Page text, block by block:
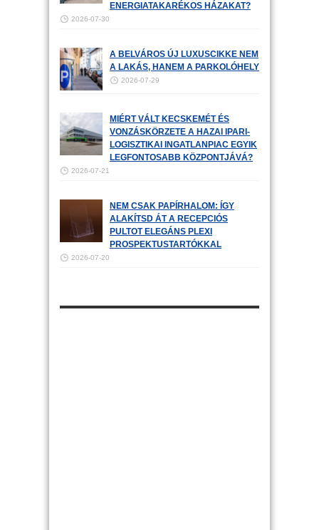
ENERGIATAKARÉKOS HÁZAKAT?
2026-07-30
A BELVÁROS ÚJ LUXUSCIKKE NEM
A LAKÁS, HANEM A PARKOLÓHELY
2026-07-29
MIÉRT VÁLT KECSKEMÉT ÉS
VONZÁSKÖRZETE A HAZAI IPARI-
LOGISZTIKAI INGATLANPIAC EGYIK
LEGFONTOSABB KÖZPONTJÁVÁ?
2026-07-21
NEM CSAK PAPÍRHALOM: ÍGY
ALAKÍTSD ÁT A RECEPCIÓS
PULTOT ELEGÁNS PLEXI
PROSPEKTUSTARTÓKKAL
2026-07-20